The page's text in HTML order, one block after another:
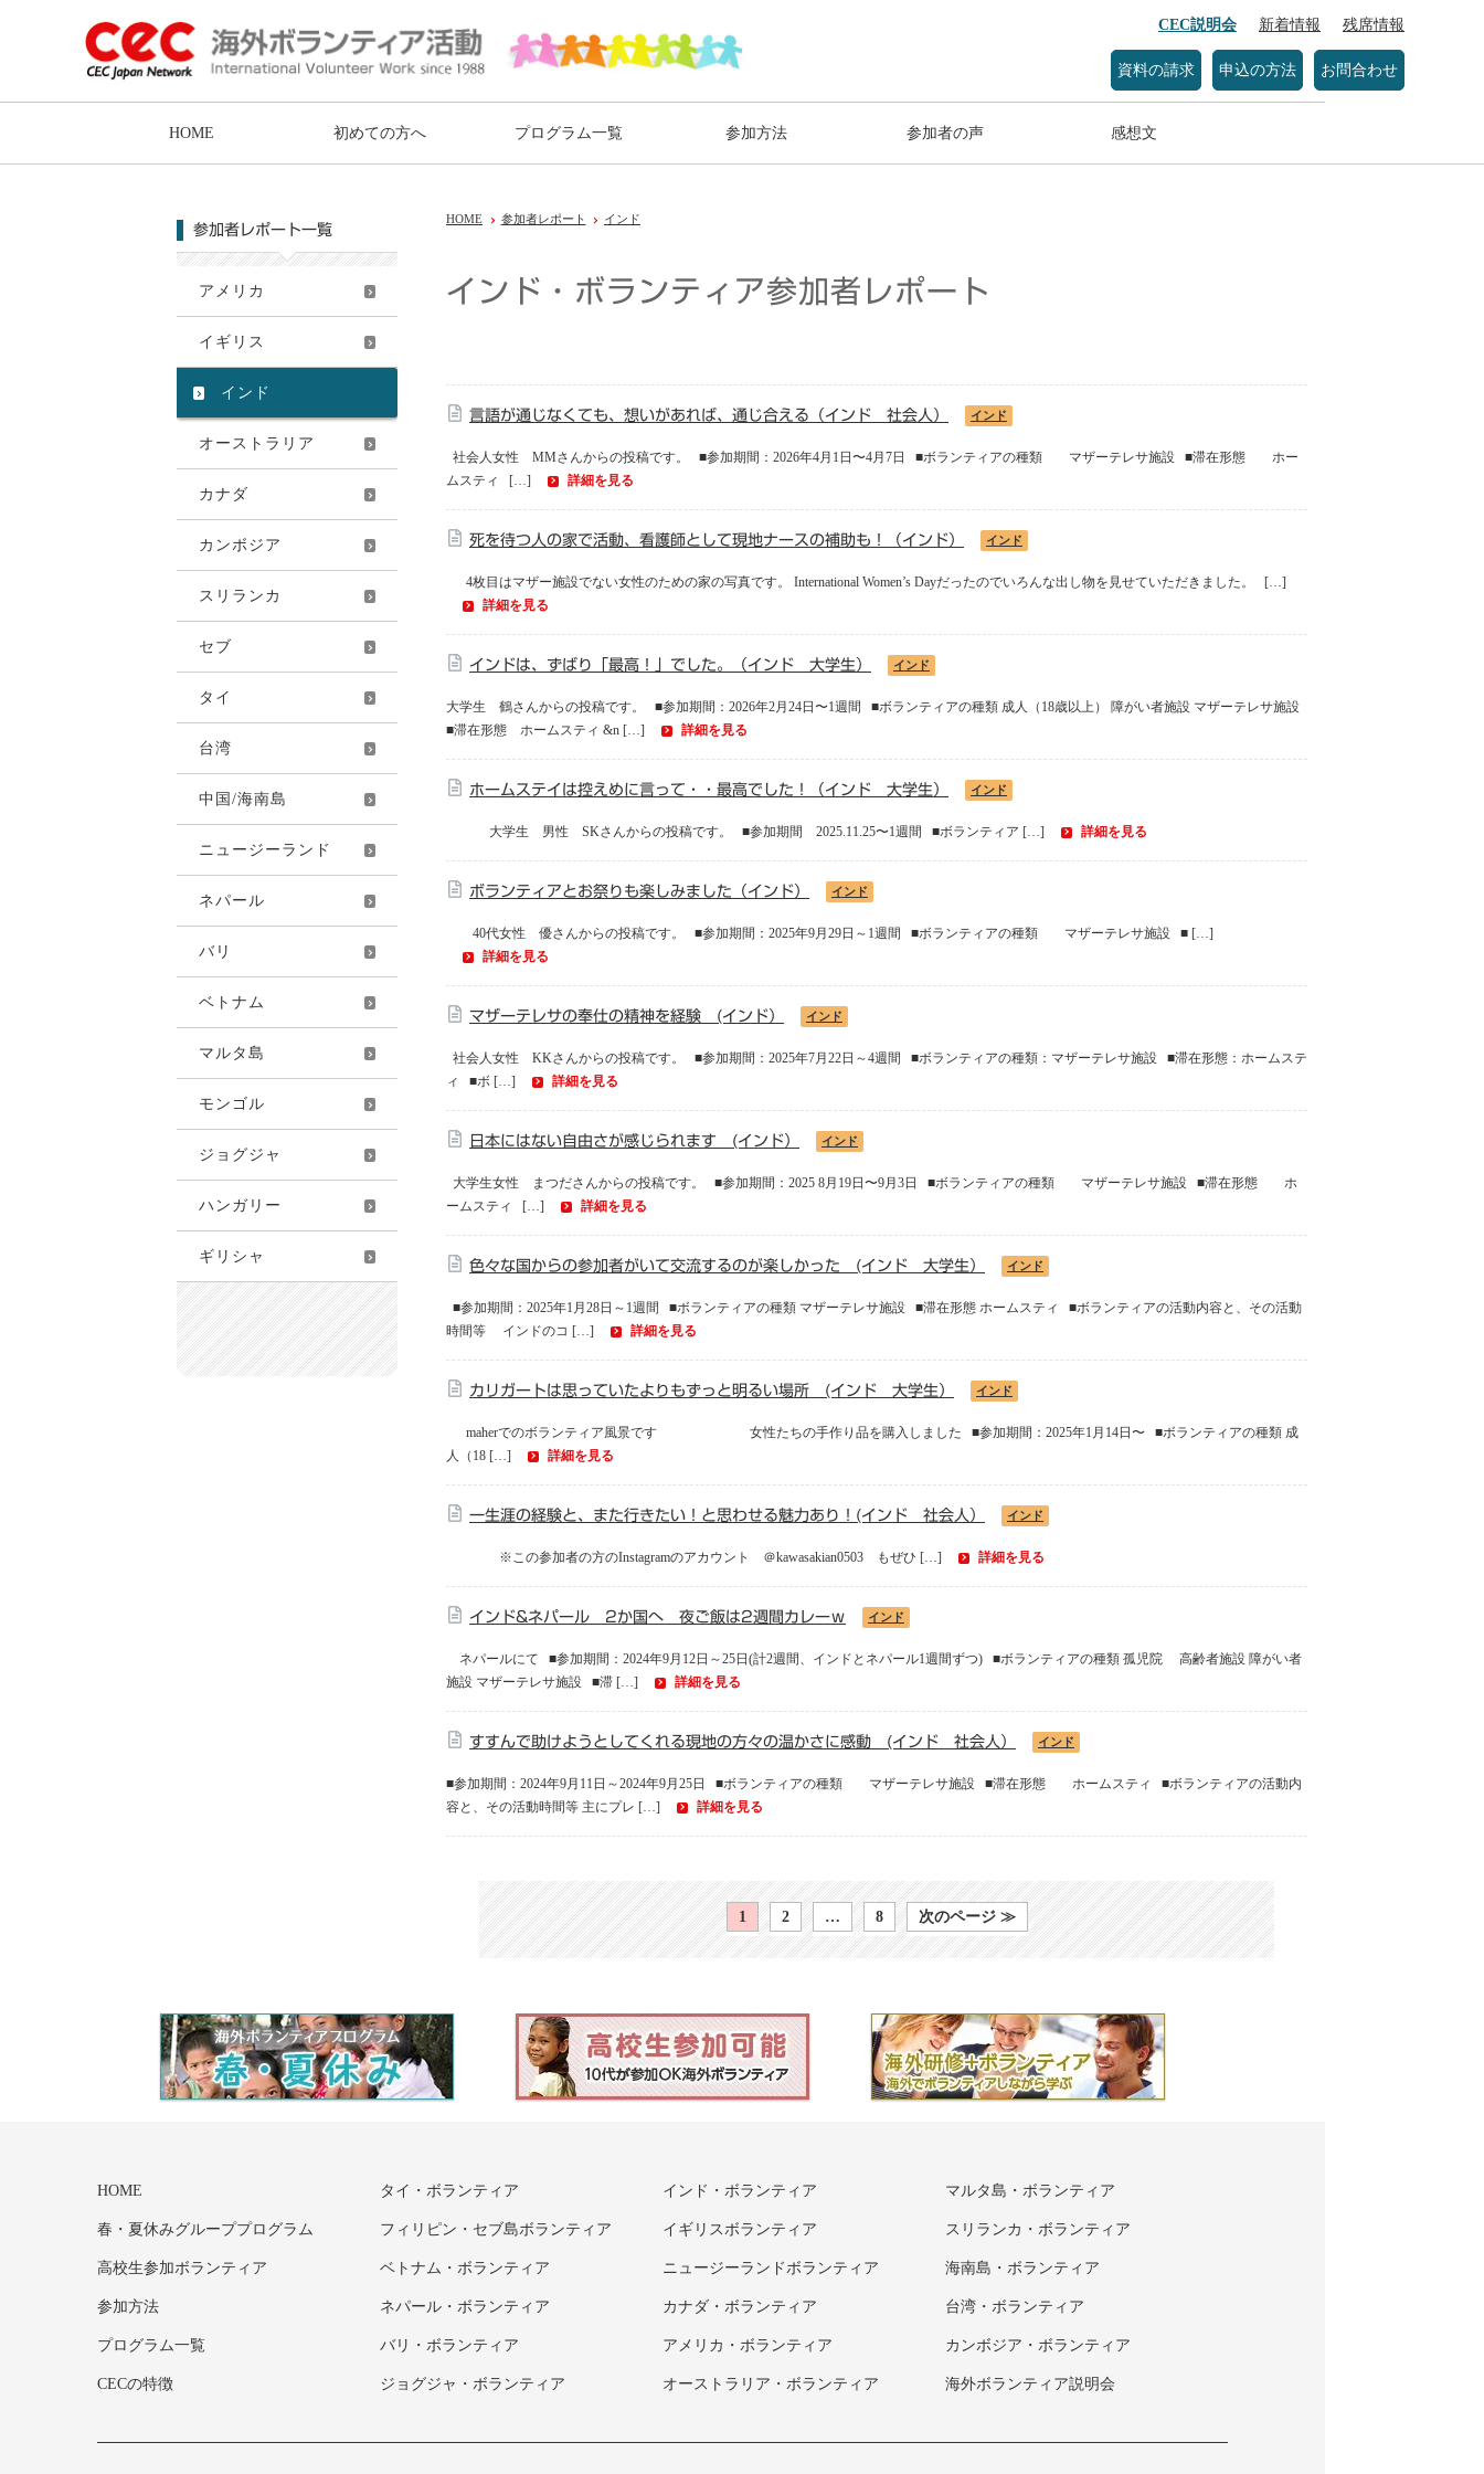
CEC説明会 新着情報 残席情報
資料の請求 申込の方法 お問合わせ
HOME 初めての方へ プログラム一覧 参加方法 参加者の声 感想文
参加者レポート一覧
アメリカ
イギリス
インド
オーストラリア
カナダ
カンボジア
スリランカ
セブ
タイ
台湾
中国/海南島
ニュージーランド
ネパール
バリ
ベトナム
マルタ島
モンゴル
ジョグジャ
ハンガリー
ギリシャ
HOME 参加者レポート インド
インド・ボランティア参加者レポート
言語が通じなくても、想いがあれば、通じ合える（インド 社会人） インド
社会人女性 MMさんからの投稿です。 ■参加期間：2026年4月1日〜4月7日 ■ボランティアの種類 マザーテレサ施設 ■滞在形態 ホー
ムスティ […]
詳細を見る
死を待つ人の家で活動、看護師として現地ナースの補助も！（インド） インド
4枚目はマザー施設でない女性のための家の写真です。 International Women’s Dayだったのでいろんな出し物を見せていただきました。 […]
詳細を見る
インドは、ずばり「最高！」でした。（インド 大学生） インド
大学生 鶴さんからの投稿です。 ■参加期間：2026年2月24日〜1週間 ■ボランティアの種類 成人（18歳以上） 障がい者施設 マザーテレサ施設
■滞在形態 ホームスティ &n […]
詳細を見る
ホームステイは控えめに言って・・最高でした！（インド 大学生） インド
大学生 男性 SKさんからの投稿です。 ■参加期間 2025.11.25〜1週間 ■ボランティア […] 詳細を見る
ボランティアとお祭りも楽しみました（インド） インド
40代女性 優さんからの投稿です。 ■参加期間：2025年9月29日～1週間 ■ボランティアの種類 マザーテレサ施設 ■ […]
詳細を見る
マザーテレサの奉仕の精神を経験 (インド） インド
社会人女性 KKさんからの投稿です。 ■参加期間：2025年7月22日～4週間 ■ボランティアの種類：マザーテレサ施設 ■滞在形態：ホームステ
ィ ■ボ […]
詳細を見る
日本にはない自由さが感じられます (インド） インド
大学生女性 まつださんからの投稿です。 ■参加期間：2025 8月19日〜9月3日 ■ボランティアの種類 マザーテレサ施設 ■滞在形態 ホ
ームスティ […]
詳細を見る
色々な国からの参加者がいて交流するのが楽しかった (インド 大学生） インド
■参加期間：2025年1月28日～1週間 ■ボランティアの種類 マザーテレサ施設 ■滞在形態 ホームスティ ■ボランティアの活動内容と、その活動
時間等 インドのコ […]
詳細を見る
カリガートは思っていたよりもずっと明るい場所 (インド 大学生） インド
maherでのボランティア風景です 女性たちの手作り品を購入しました ■参加期間：2025年1月14日〜 ■ボランティアの種類 成
人（18 […]
詳細を見る
一生涯の経験と、また行きたい！と思わせる魅力あり！(インド 社会人） インド
※この参加者の方のInstagramのアカウント ＠kawasakian0503 もぜひ […] 詳細を見る
インド&ネパール 2か国へ 夜ご飯は2週間カレーｗ インド
ネパールにて ■参加期間：2024年9月12日～25日(計2週間、インドとネパール1週間ずつ) ■ボランティアの種類 孤児院 高齢者施設 障がい者
施設 マザーテレサ施設 ■滞 […]
詳細を見る
すすんで助けようとしてくれる現地の方々の温かさに感動 (インド 社会人） インド
■参加期間：2024年9月11日～2024年9月25日 ■ボランティアの種類 マザーテレサ施設 ■滞在形態 ホームスティ ■ボランティアの活動内
容と、その活動時間等 主にプレ […]
詳細を見る
1 2 … 8 次のページ ≫
HOME
春・夏休みグループプログラム
高校生参加ボランティア
参加方法
プログラム一覧
CECの特徴
タイ・ボランティア
フィリピン・セブ島ボランティア
ベトナム・ボランティア
ネパール・ボランティア
バリ・ボランティア
ジョグジャ・ボランティア
インド・ボランティア
イギリスボランティア
ニュージーランドボランティア
カナダ・ボランティア
アメリカ・ボランティア
オーストラリア・ボランティア
マルタ島・ボランティア
スリランカ・ボランティア
海南島・ボランティア
台湾・ボランティア
カンボジア・ボランティア
海外ボランティア説明会